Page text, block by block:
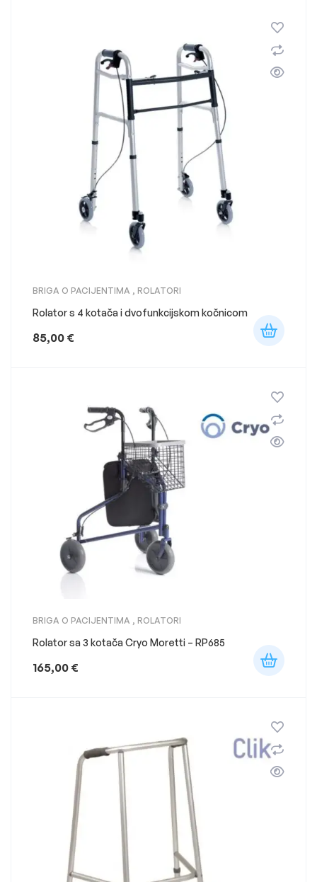
BRIGA O PACIJENTIMA , ROLATORI
Rolator s 4 kotača i dvofunkcijskom kočnicom
85,00 €
BRIGA O PACIJENTIMA , ROLATORI
Rolator sa 3 kotača Cryo Moretti – RP685
165,00 €